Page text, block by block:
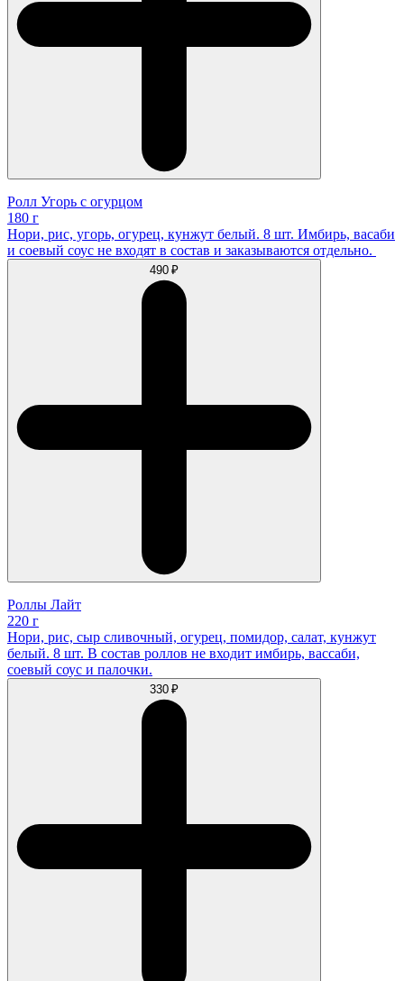
Ролл Угорь с огурцом
180 г
Нори, рис, угорь, огурец, кунжут белый. 8 шт. Имбирь, васаби
и соевый соус не входят в состав и заказываются отдельно.
490 ₽
Роллы Лайт
220 г
Нори, рис, сыр сливочный, огурец, помидор, салат, кунжут
белый. 8 шт. В состав роллов не входит имбирь, вассаби,
соевый соус и палочки.
330 ₽